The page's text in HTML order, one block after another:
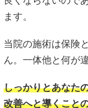
ます。
当院の施術は保険
ん。一体他と何が
しっかりとあなた
改善へと導くこと